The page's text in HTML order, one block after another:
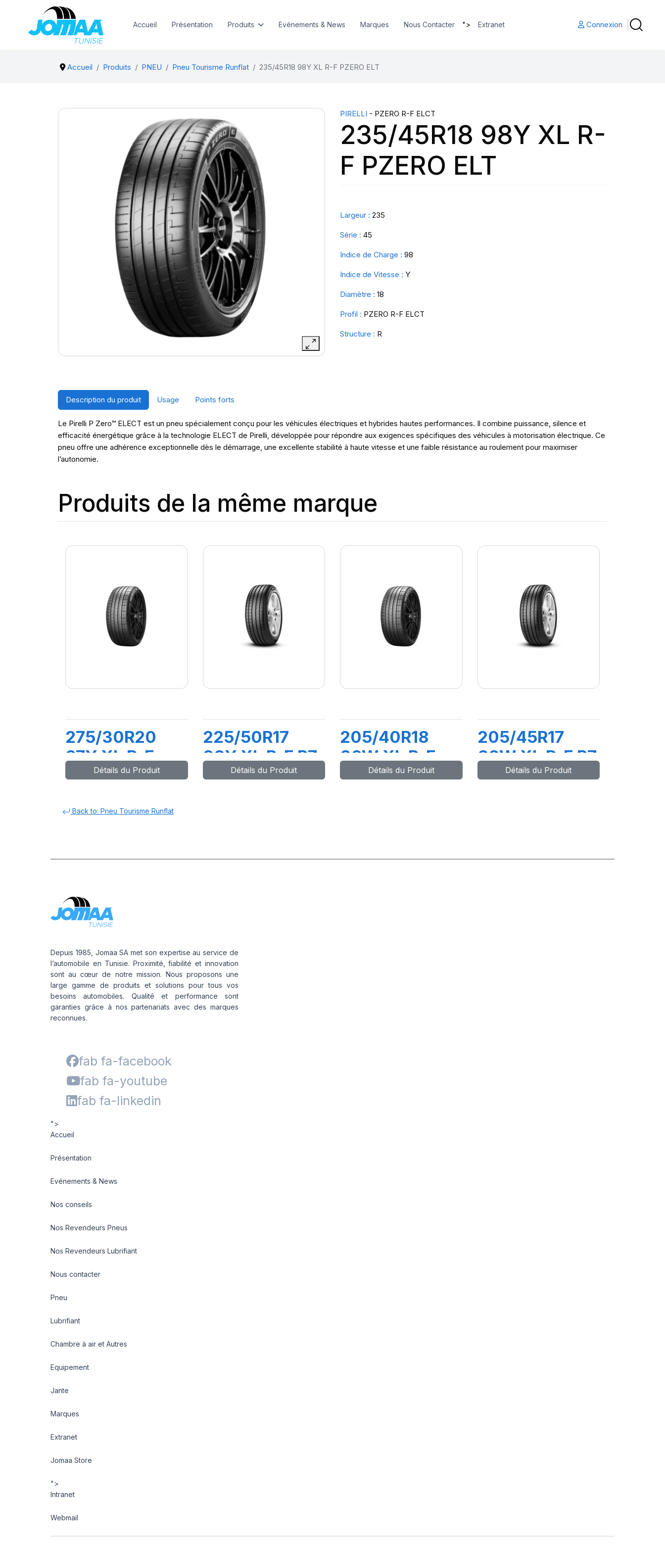
Accueil Présentation Produits Evénements & News Marques Nous Contacter "> Extranet Connexion
Accueil Produits PNEU Pneu Tourisme Runflat 235/45R18 98Y XL R-F PZERO ELT
PIRELLI - PZERO R-F ELCT
235/45R18 98Y XL R-
F PZERO ELT
Largeur : 235
Série : 45
Indice de Charge : 98
Indice de Vitesse : Y
Diamètre : 18
Profil : PZERO R-F ELCT
Structure : R
Description du produit Usage Points forts
Le Pirelli P Zero™ ELECT est un pneu spécialement conçu pour les véhicules électriques et hybrides hautes performances. Il combine puissance, silence et
efficacité énergétique grâce à la technologie ELECT de Pirelli, développée pour répondre aux exigences spécifiques des véhicules à motorisation électrique. Ce
pneu offre une adhérence exceptionnelle dès le démarrage, une excellente stabilité à haute vitesse et une faible résistance au roulement pour maximiser
l’autonomie.
Produits de la même marque
275/30R20
97Y XL R-F
PZERO (*)
Détails du Produit
225/50R17
98Y XL R-F P7
CINTURATO
Détails du Produit
205/40R18
86W XL R-F
PZERO PZ4(*)
Détails du Produit
205/45R17
88W XL R-F P7
CINTURATO
Détails du Produit
Back to: Pneu Tourisme Runflat
Depuis 1985, Jomaa SA met son expertise au service de
l’automobile en Tunisie. Proximité, fiabilité et innovation
sont au cœur de notre mission. Nous proposons une
large gamme de produits et solutions pour tous vos
besoins automobiles. Qualité et performance sont
garanties grâce à nos partenariats avec des marques
reconnues.
fab fa-facebook
fab fa-youtube
fab fa-linkedin
">
Accueil
Présentation
Evénements & News
Nos conseils
Nos Revendeurs Pneus
Nos Revendeurs Lubrifiant
Nous contacter
Pneu
Lubrifiant
Chambre à air et Autres
Equipement
Jante
Marques
Extranet
Jomaa Store
">
Intranet
Webmail